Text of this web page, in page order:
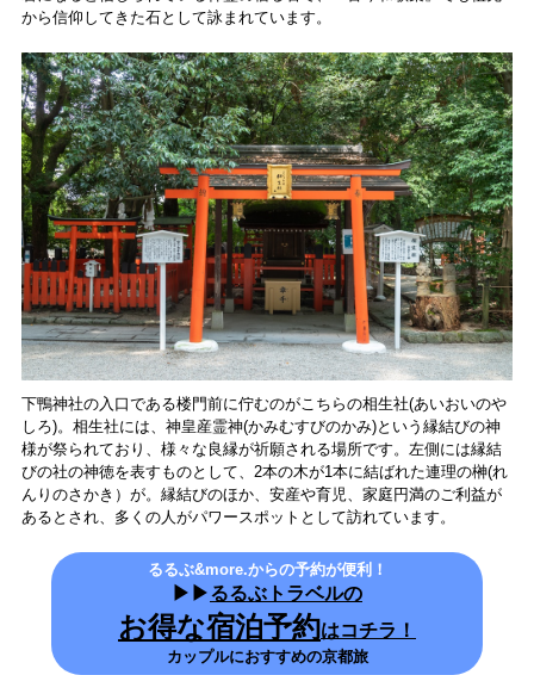
から信仰してきた石として詠まれています。
下鴨神社の入口である楼門前に佇むのがこちらの相生社(あいおいのや
しろ)。相生社には、神皇産霊神(かみむすびのかみ)という縁結びの神
様が祭られており、様々な良縁が祈願される場所です。左側には縁結
びの社の神徳を表すものとして、2本の木が1本に結ばれた連理の榊(れ
んりのさかき）が。縁結びのほか、安産や育児、家庭円満のご利益が
あるとされ、多くの人がパワースポットとして訪れています。
るるぶ&more.からの予約が便利！
▶▶るるぶトラベルの
お得な宿泊予約はコチラ！
カップルにおすすめの京都旅